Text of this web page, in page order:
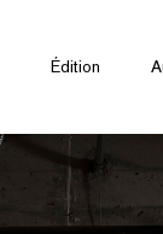
Édition